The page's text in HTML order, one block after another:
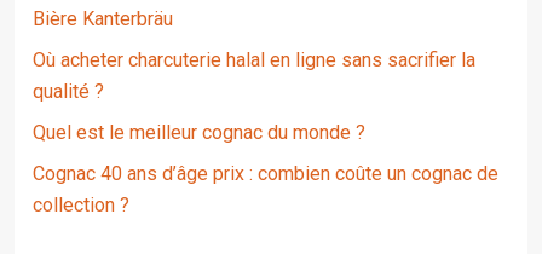
Bière Kanterbräu
Où acheter charcuterie halal en ligne sans sacrifier la
qualité ?
Quel est le meilleur cognac du monde ?
Cognac 40 ans d’âge prix : combien coûte un cognac de
collection ?